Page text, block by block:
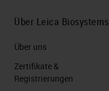
Über Leica Biosystems
Über uns
Zertifikate &
Registrierungen